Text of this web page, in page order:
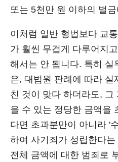
또는 5천만 원 이하의 벌
이처럼 일반 형법보다 교
가 훨씬 무겁게 다루어지
해서는 안 됩니다. 특히 실
은, 대법원 판례에 따라
친 것이 맞다 하더라도,
을 수 있는 정당한 금액을
다면 초과분만이 아니라 '
하여 사기죄가 성립한다는
전체 금액에 대한 범죄로